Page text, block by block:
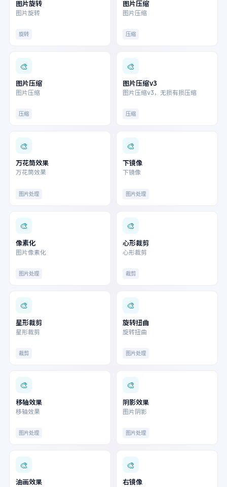
图片旋转
图片旋转
旋转
图片压缩
图片压缩
压缩
🎨
图片压缩
图片压缩
压缩
🎨
图片压缩v3
图片压缩v3，无损有损压缩
压缩
🎨
万花筒效果
万花筒效果
图片处理
🎨
下镜像
下镜像
图片处理
🎨
像素化
图片像素化
图片处理
🎨
心形裁剪
心形裁剪
裁剪
🎨
星形裁剪
星形裁剪
裁剪
🎨
旋转扭曲
旋转扭曲
图片处理
🎨
移轴效果
移轴效果
图片处理
🎨
阴影效果
图片阴影
图片处理
🎨
油画效果
🎨
右镜像